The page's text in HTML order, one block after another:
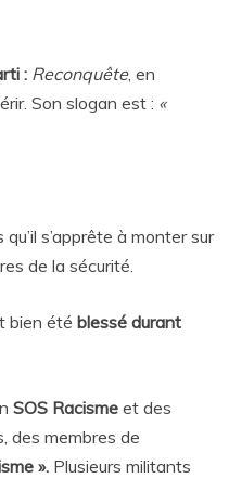
: Reconquête, en
Son slogan est : «
s’apprête à monter sur
de la sécurité.
bien été blessé durant
SOS Racisme et des
des membres de
». Plusieurs militants